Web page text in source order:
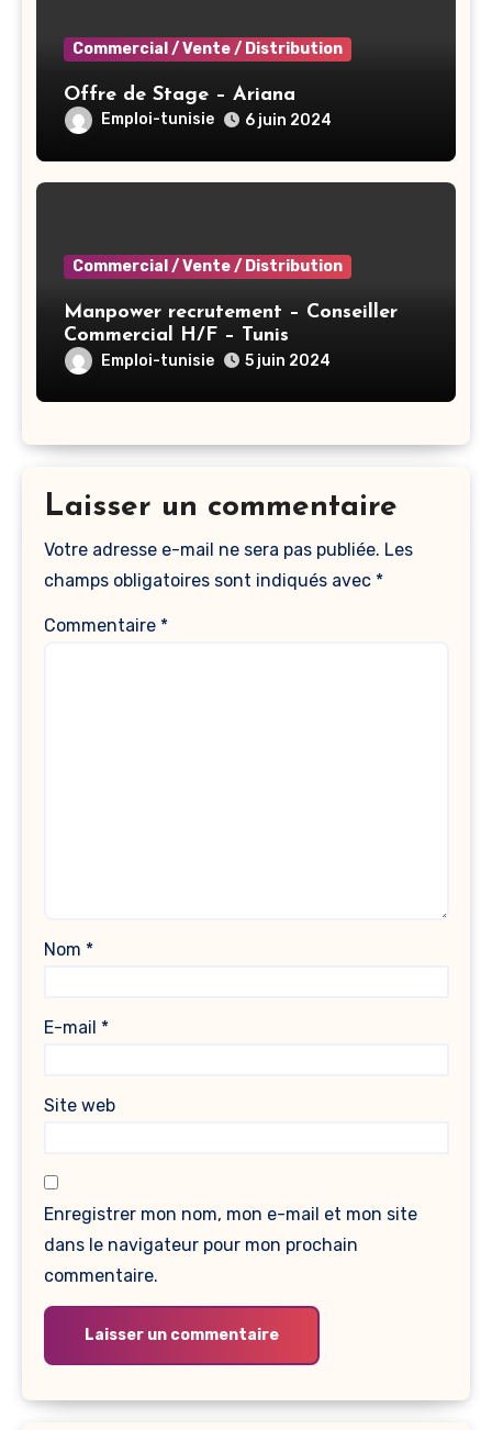
Commercial / Vente / Distribution
Offre de Stage – Ariana
Emploi-tunisie 6 juin 2024
Commercial / Vente / Distribution
Manpower recrutement – Conseiller
Commercial H/F – Tunis
Emploi-tunisie 5 juin 2024
Laisser un commentaire
Votre adresse e-mail ne sera pas publiée. Les
champs obligatoires sont indiqués avec *
Commentaire *
Nom *
E-mail *
Site web
Enregistrer mon nom, mon e-mail et mon site
dans le navigateur pour mon prochain
commentaire.